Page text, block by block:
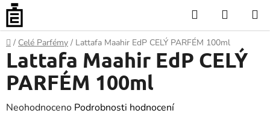
Přejít
obsah
Hledat
KOŠÍK
Domů
/ Celé Parfémy / Lattafa Maahir EdP CELÝ PARFÉM 100ml
Lattafa Maahir EdP CELÝ
PARFÉM 100ml
Průměrné
Neohodnoceno Podrobnosti hodnocení